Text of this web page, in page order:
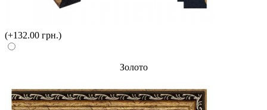
(+132.00 грн.)
Золото